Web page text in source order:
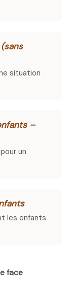
situation
–
un
les enfants
face